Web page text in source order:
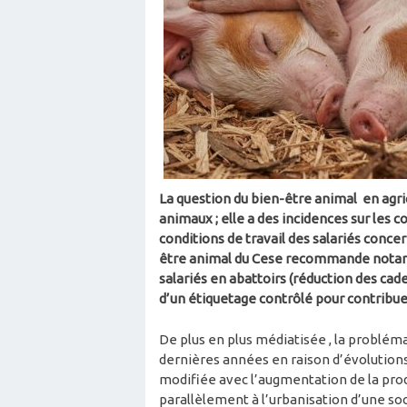
La question du bien-être animal en
animaux ; elle a des incidences sur les
conditions de travail des salariés
être animal du Cese recommande
salariés en abattoirs (réduction des
d’un étiquetage contrôlé pour
De plus en plus médiatisée , la
dernières années en raison
modifiée avec l’augmentation de la
parallèlement à l’urbanisation d’une